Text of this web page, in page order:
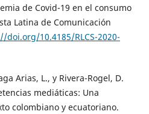
de Covid-19 en el consumo
Latina de Comunicación
doi.org/10.4185/RLCS-2020-
Arias, L., y Rivera-Rogel, D.
mediáticas: Una
colombiano y ecuatoriano.